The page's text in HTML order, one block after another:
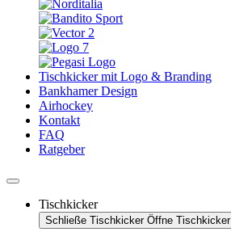
Tischkicker mit Logo & Branding
Bankhamer Design
Airhockey
Kontakt
FAQ
Ratgeber
Tischkicker
Schließe Tischkicker Öffne Tischkicker